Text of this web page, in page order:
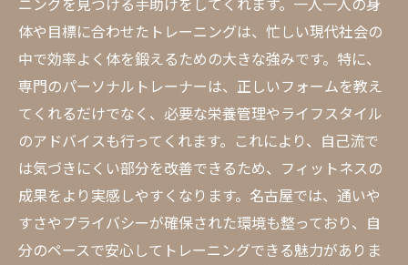
体や目標に合わせたトレーニングは、忙しい現代社会の
中で効率よく体を鍛えるための大きな強みです。特に、
専門のパーソナルトレーナーは、正しいフォームを教え
てくれるだけでなく、必要な栄養管理やライフスタイル
のアドバイスも行ってくれます。これにより、自己流で
は気づきにくい部分を改善できるため、フィットネスの
成果をより実感しやすくなります。名古屋では、通いや
すさやプライバシーが確保された環境も整っており、自
分のペースで安心してトレーニングできる魅力がありま